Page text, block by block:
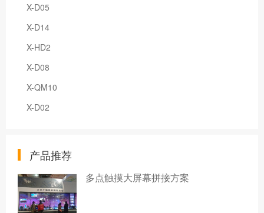
X-D05
X-D14
X-HD2
X-D08
X-QM10
X-D02
产品推荐
多点触摸大屏幕拼接方案